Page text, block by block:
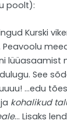
poolt):
Kurski
Peavoolu
lüüasaamist
See
…edu
kohalikud
… Lisaks